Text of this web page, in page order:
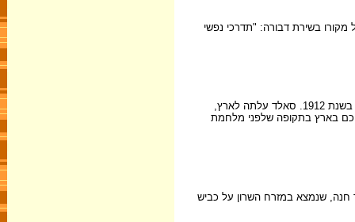
בשירת דבורה: "תדרכי נפשי
מי אינו מכיר את ארגון הדסה שמפעיל בתי חולים, מרפאות וארגוני נשים? זהו מוסד התנדבותי שהקימה אישה ששמה הנרייטה סאלד, שנולדה בארצות הברית בשנת 1912. סאלד עלתה לארץ,
ילדים יהודים ובחינוכם בארץ בתקופה שלפני מלחמת
ב-1950 המפלגה הקומוניסטית הישראלית: קיבוץ יד חנה, שנמצא במזרח השרון על כביש